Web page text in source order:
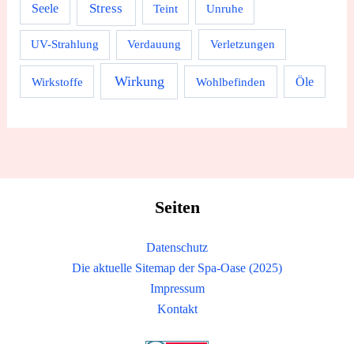
Seele Stress Teint Unruhe
UV-Strahlung Verdauung Verletzungen
Wirkstoffe Wirkung Wohlbefinden Öle
Seiten
Datenschutz
Die aktuelle Sitemap der Spa-Oase (2025)
Impressum
Kontakt